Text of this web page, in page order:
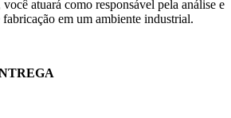
atuará como responsável pela análise e
fabricação em um ambiente industrial.